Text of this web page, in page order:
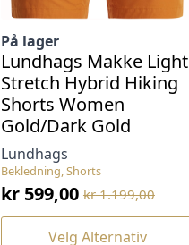
Bekledning, Shorts
Lundhags
På lager
Lundhags Makke Light
Stretch Hybrid Hiking
Shorts Women
Gold/Dark Gold
kr1.199,00
Opprinnelig
pris
kr 599,00
Nåværende
pris
Velg Alternativ
Dette